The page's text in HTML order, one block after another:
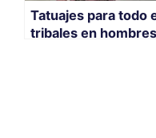
Tatuajes para todo
tribales en hombres